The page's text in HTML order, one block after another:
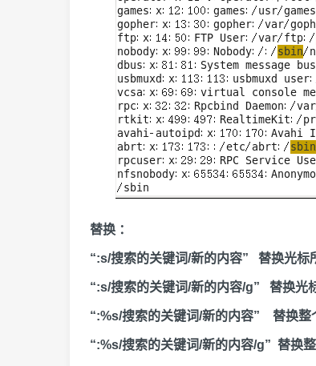
替换 ：
“:s/搜索的关键词/新的内容” 替换光标
“:s/搜索的关键词/新的内容/g” 替换光
“:%s/搜索的关键词/新的内容” 替换整
“:%s/搜索的关键词/新的内容/g” 替换